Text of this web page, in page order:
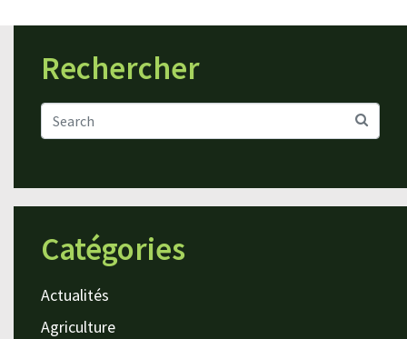
Rechercher
Catégories
Actualités
Agriculture